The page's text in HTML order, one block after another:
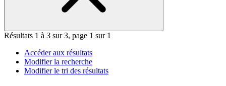
Résultats 1 à 3 sur 3, page 1 sur 1
Accéder aux résultats
Modifier la recherche
Modifier le tri des résultats